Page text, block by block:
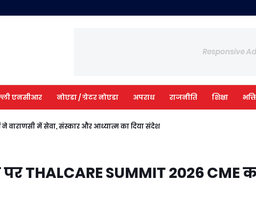
Responsive
एनसीआर नोएडा / ग्रेटर नोएडा अपराध राजनीति शिक्षा
ने वाराणसी में सेवा, संस्कार और आध्यात्म का दिया संदेश
THALCARE SUMMIT 2026 CME